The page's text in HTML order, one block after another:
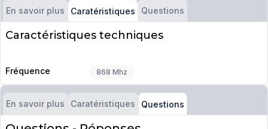
En savoir plus Caratéristiques Questions
Caractéristiques techniques
Fréquence 868 Mhz
En savoir plus Caratéristiques Questions